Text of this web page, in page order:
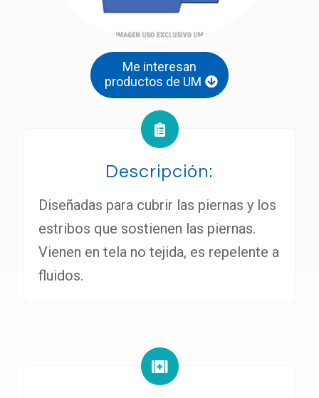
Me interesan
productos de UM
Descripción:
Diseñadas para cubrir las piernas y los
estribos que sostienen las piernas.
Vienen en tela no tejida, es repelente a
fluidos.